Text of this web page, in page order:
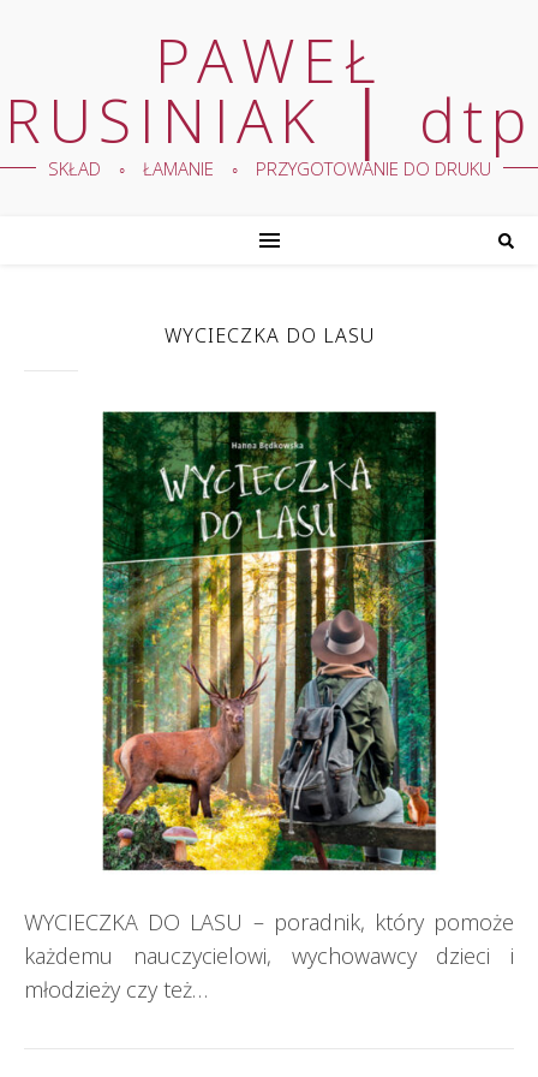
PAWEŁ
RUSINIAK │ dtp
SKŁAD ◦ ŁAMANIE ◦ PRZYGOTOWANIE DO DRUKU
WYCIECZKA DO LASU
WYCIECZKA DO LASU – poradnik, który pomoże
każdemu nauczycielowi, wychowawcy dzieci i
młodzieży czy też…